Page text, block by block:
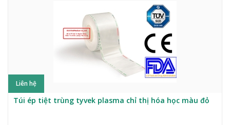
Liên hệ
Túi ép tiệt trùng tyvek plasma chỉ thị hóa học màu đỏ